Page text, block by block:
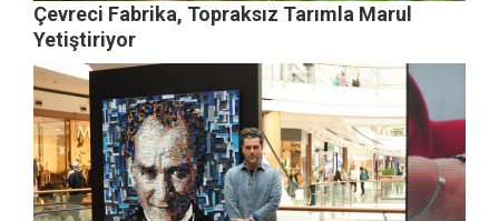
Çevreci Fabrika, Topraksız Tarımla Marul
Yetiştiriyor